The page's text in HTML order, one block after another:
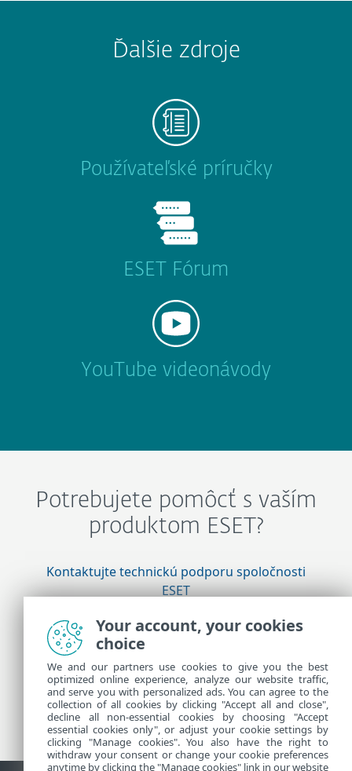
Ďalšie zdroje
Používateľské príručky
ESET Fórum
YouTube videonávody
Potrebujete pomôcť s vaším
produktom ESET?
Kontaktujte technickú podporu spoločnosti
ESET
Viac informácií
Novinky technickej podpory
Odporúčania pre zákazníkov
Your account, your cookies
choice
We and our partners use cookies to give you the best
optimized online experience, analyze our website traffic,
and serve you with personalized ads. You can agree to the
collection of all cookies by clicking "Accept all and close",
decline all non-essential cookies by choosing "Accept
essential cookies only", or adjust your cookie settings by
clicking "Manage cookies". You also have the right to
withdraw your consent or change your cookie preferences
anytime by clicking the "Manage cookies" link in our website